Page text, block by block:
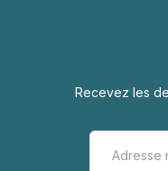
Recevez les